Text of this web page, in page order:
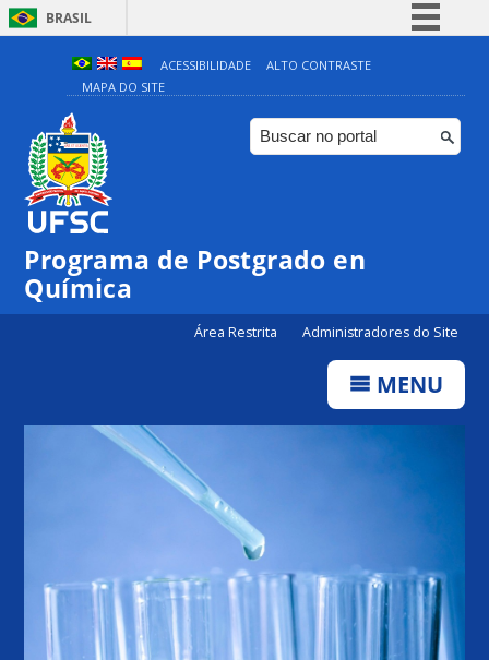
BRASIL
Simplifique!
Comunica BR
Participe
ACESSIBILIDADE
ALTO CONTRASTE
MAPA DO SITE
Programa de Postgrado en
Química
Área Restrita Administradores do Site
MENU